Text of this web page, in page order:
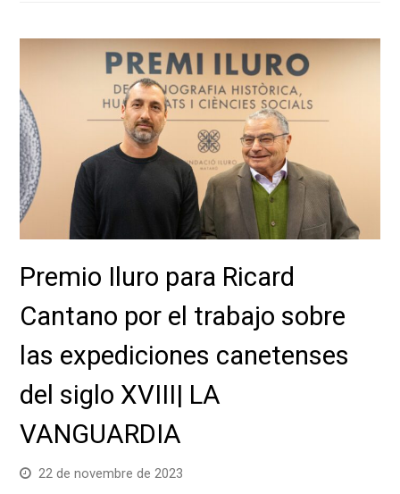
Premio Iluro para Ricard
Cantano por el trabajo sobre
las expediciones canetenses
del siglo XVIII| LA
VANGUARDIA
22 de novembre de 2023